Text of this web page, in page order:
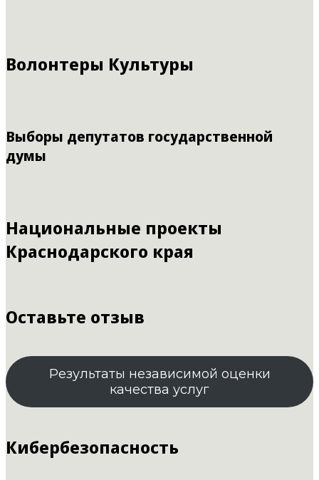
Волонтеры Культуры
Выборы депутатов государственной
думы
Национальные проекты
Краснодарского края
Оставьте отзыв
Результаты независимой оценки
качества услуг
Кибербезопасность